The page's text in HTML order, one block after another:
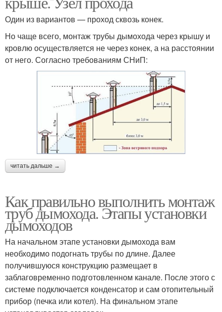
Один из вариантов — проход сквозь конек.
Но чаще всего, монтаж трубы дымохода через крышу и
кровлю осуществляется не через конек, а на расстоянии
от него. Согласно требованиям СНиП:
читать дальше →
Как правильно выполнить монтаж
труб дымохода. Этапы установки
дымоходов
На начальном этапе установки дымохода вам
необходимо подогнать трубы по длине. Далее
получившуюся конструкцию размещает в
заблаговременно подготовленном канале. После этого с
системе подключается конденсатор и сам отопительный
прибор (печка или котел). На финальном этапе